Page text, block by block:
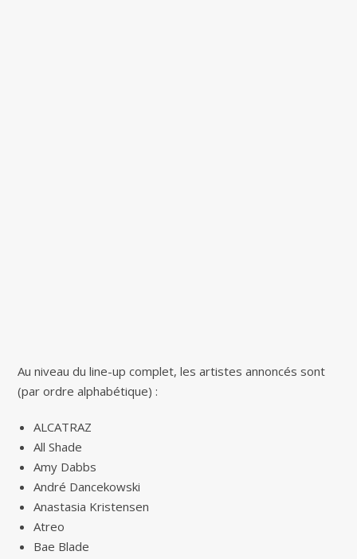
Au niveau du line-up complet, les artistes annoncés sont
(par ordre alphabétique) :
ALCATRAZ
All Shade
Amy Dabbs
André Dancekowski
Anastasia Kristensen
Atreo
Bae Blade